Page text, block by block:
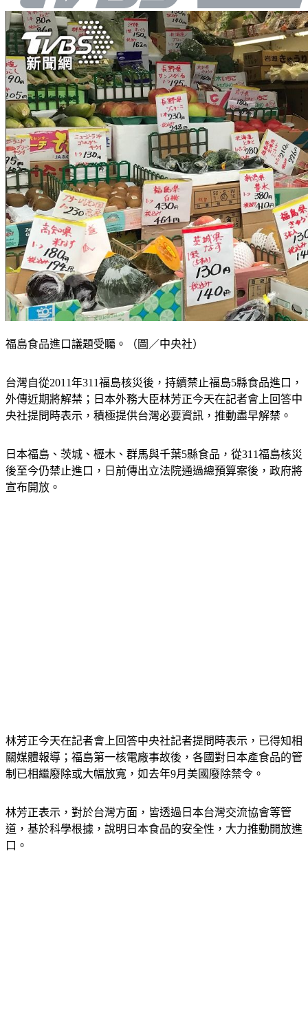
福島食品進口議題受矚。（圖／中央社）
台灣自從2011年311福島核災後，持續禁止福島5縣食品進口，
外傳近期將解禁；日本外務大臣林芳正今天在記者會上回答中
央社提問時表示，積極提供台灣必要資訊，推動盡早解禁。
日本福島、茨城、櫪木、群馬與千葉5縣食品，從311福島核災
後至今仍禁止進口，日前傳出立法院通過總預算案後，政府將
宣布開放。
林芳正今天在記者會上回答中央社記者提問時表示，已得知相
關媒體報導；福島第一核電廠事故後，各國對日本產食品的管
制已相繼廢除或大幅放寬，如去年9月美國廢除禁令。
林芳正表示，對於台灣方面，皆透過日本台灣交流協會等管
道，基於科學根據，說明日本食品的安全性，大力推動開放進
口。